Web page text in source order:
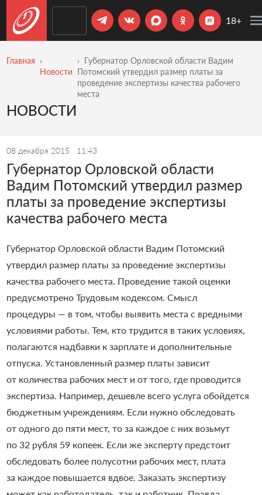
18+
Главная
Новости
Губернатор Орловской области Вадим
Потомский утвердил размер платы за
проведение экспертизы качества рабочего
места
НОВОСТИ
08 декабря 2015 11:43
Губернатор Орловской области
Вадим Потомский утвердил размер
платы за проведение экспертизы
качества рабочего места
Губернатор Орловской области Вадим Потомский
утвердил размер платы за проведение экспертизы
качества рабочего места. Проведение такой оценки
предусмотрено Трудовым кодексом. Смысл
процедуры — в том, чтобы выявить места с вредными
условиями работы. Тем, кто трудится в таких условиях,
полагаются надбавки к зарплате и дополнительные
отпуска. Установленный размер платы зависит
от количества рабочих мест и от того, где проводится
экспертиза. Например, дешевле всего услуга обойдется
бюджетным учреждениям. Если нужно обследовать
от одного до пяти мест, то за каждое с них возьмут
по 32 рубля 59 копеек. Если же эксперту предстоит
обследовать более полусотни рабочих мест, плата
за каждое повышается вдвое. Заказать экспертизу